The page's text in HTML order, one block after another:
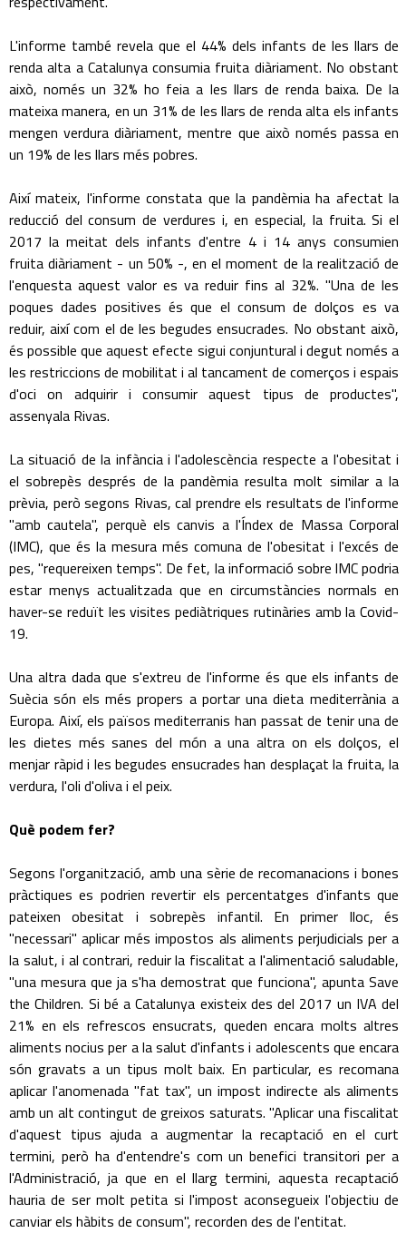
L'informe també revela que el 44% dels infants de les llars de
renda alta a Catalunya consumia fruita diàriament. No obstant
això, només un 32% ho feia a les llars de renda baixa. De la
mateixa manera, en un 31% de les llars de renda alta els infants
mengen verdura diàriament, mentre que això només passa en
un 19% de les llars més pobres.
Així mateix, l'informe constata que la pandèmia ha afectat la
reducció del consum de verdures i, en especial, la fruita. Si el
2017 la meitat dels infants d'entre 4 i 14 anys consumien
fruita diàriament - un 50% -, en el moment de la realització de
l'enquesta aquest valor es va reduir fins al 32%. "Una de les
poques dades positives és que el consum de dolços es va
reduir, així com el de les begudes ensucrades. No obstant això,
és possible que aquest efecte sigui conjuntural i degut només a
les restriccions de mobilitat i al tancament de comerços i espais
d'oci on adquirir i consumir aquest tipus de productes",
assenyala Rivas.
La situació de la infància i l'adolescència respecte a l'obesitat i
el sobrepès després de la pandèmia resulta molt similar a la
prèvia, però segons Rivas, cal prendre els resultats de l'informe
"amb cautela", perquè els canvis a l'Índex de Massa Corporal
(IMC), que és la mesura més comuna de l'obesitat i l'excés de
pes, "requereixen temps". De fet, la informació sobre lMC podria
estar menys actualitzada que en circumstàncies normals en
haver-se reduït les visites pediàtriques rutinàries amb la Covid-
19.
Una altra dada que s'extreu de l'informe és que els infants de
Suècia són els més propers a portar una dieta mediterrània a
Europa. Així, els països mediterranis han passat de tenir una de
les dietes més sanes del món a una altra on els dolços, el
menjar ràpid i les begudes ensucrades han desplaçat la fruita, la
verdura, l'oli d'oliva i el peix.
Què podem fer?
Segons l'organització, amb una sèrie de recomanacions i bones
pràctiques es podrien revertir els percentatges d'infants que
pateixen obesitat i sobrepès infantil. En primer lloc, és
"necessari" aplicar més impostos als aliments perjudicials per a
la salut, i al contrari, reduir la fiscalitat a l'alimentació saludable,
"una mesura que ja s'ha demostrat que funciona", apunta Save
the Children. Si bé a Catalunya existeix des del 2017 un IVA del
21% en els refrescos ensucrats, queden encara molts altres
aliments nocius per a la salut d'infants i adolescents que encara
són gravats a un tipus molt baix. En particular, es recomana
aplicar l'anomenada "fat tax", un impost indirecte als aliments
amb un alt contingut de greixos saturats. "Aplicar una fiscalitat
d'aquest tipus ajuda a augmentar la recaptació en el curt
termini, però ha d'entendre's com un benefici transitori per a
l'Administració, ja que en el llarg termini, aquesta recaptació
hauria de ser molt petita si l'impost aconsegueix l'objectiu de
canviar els hàbits de consum", recorden des de l'entitat.